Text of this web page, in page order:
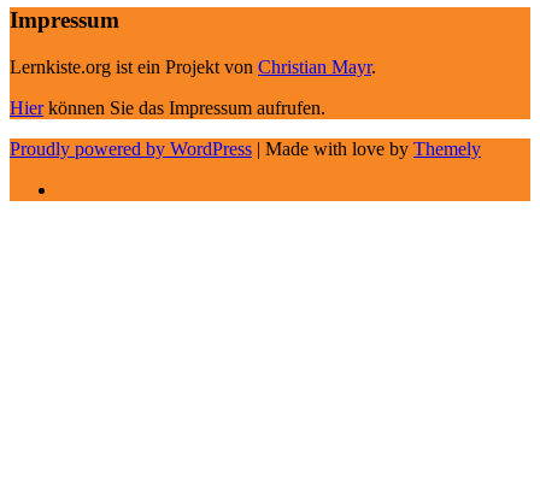
Impressum
Lernkiste.org ist ein Projekt von Christian Mayr.
Hierkönnen Sie das Impressum aufrufen.
Proudly powered by WordPress | Made with love by Themely